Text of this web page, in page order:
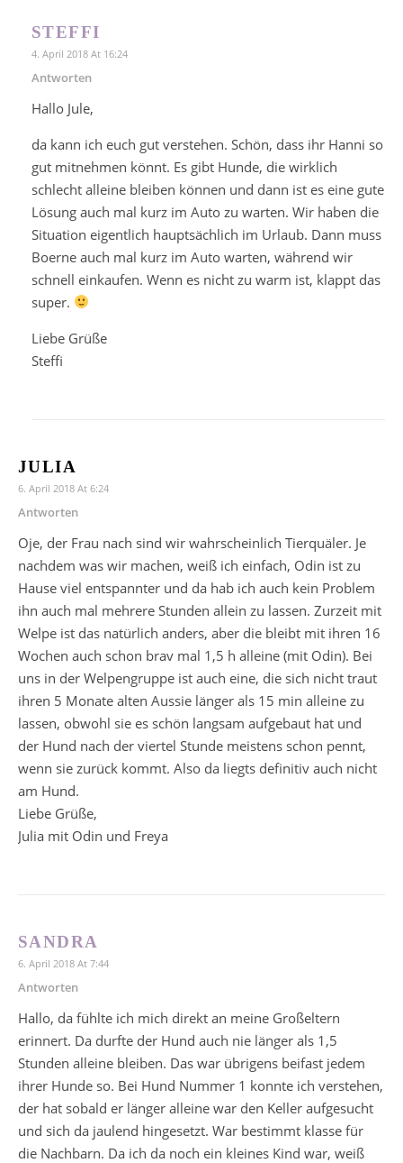
STEFFI
4. April 2018 At 16:24
Antworten
Hallo Jule,
da kann ich euch gut verstehen. Schön, dass ihr Hanni so
gut mitnehmen könnt. Es gibt Hunde, die wirklich
schlecht alleine bleiben können und dann ist es eine gute
Lösung auch mal kurz im Auto zu warten. Wir haben die
Situation eigentlich hauptsächlich im Urlaub. Dann muss
Boerne auch mal kurz im Auto warten, während wir
schnell einkaufen. Wenn es nicht zu warm ist, klappt das
super.
Liebe Grüße
Steffi
JULIA
6. April 2018 At 6:24
Antworten
Oje, der Frau nach sind wir wahrscheinlich Tierquäler. Je
nachdem was wir machen, weiß ich einfach, Odin ist zu
Hause viel entspannter und da hab ich auch kein Problem
ihn auch mal mehrere Stunden allein zu lassen. Zurzeit mit
Welpe ist das natürlich anders, aber die bleibt mit ihren 16
Wochen auch schon brav mal 1,5 h alleine (mit Odin). Bei
uns in der Welpengruppe ist auch eine, die sich nicht traut
ihren 5 Monate alten Aussie länger als 15 min alleine zu
lassen, obwohl sie es schön langsam aufgebaut hat und
der Hund nach der viertel Stunde meistens schon pennt,
wenn sie zurück kommt. Also da liegts definitiv auch nicht
am Hund.
Liebe Grüße,
Julia mit Odin und Freya
SANDRA
6. April 2018 At 7:44
Antworten
Hallo, da fühlte ich mich direkt an meine Großeltern
erinnert. Da durfte der Hund auch nie länger als 1,5
Stunden alleine bleiben. Das war übrigens beifast jedem
ihrer Hunde so. Bei Hund Nummer 1 konnte ich verstehen,
der hat sobald er länger alleine war den Keller aufgesucht
und sich da jaulend hingesetzt. War bestimmt klasse für
die Nachbarn. Da ich da noch ein kleines Kind war, weiß